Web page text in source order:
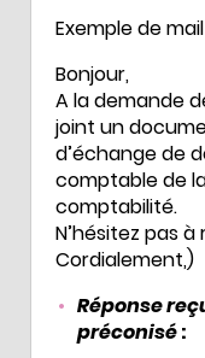
Exemple de
Bonjour,
A la demande
joint un
d’échange de
comptable de
comptabilité.
N’hésitez pas
Cordialement,)
Réponse
préconisé: